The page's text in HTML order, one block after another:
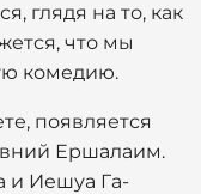
глядя на то, как
что мы
комедию.
появляется
Ершалаим.
и Иешуа Га-